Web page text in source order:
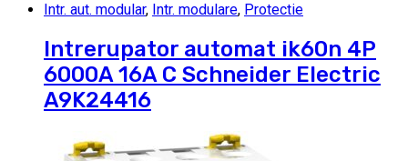
Intr. aut. modular, Intr. modulare, Protectie
Intrerupator automat ik60n 4P
6000A 16A C Schneider Electric
A9K24416